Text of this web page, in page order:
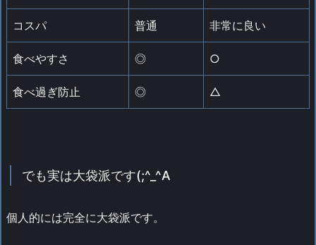
コスパ 普通 非常に良い
食べやすさ ◎ ○
食べ過ぎ防止 ◎ △
でも実は大袋派です(;^_^A
個人的には完全に大袋派です。